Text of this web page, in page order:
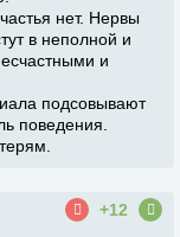
нет. Нервы
в неполной и
и
подсовывают
поведения.
+12